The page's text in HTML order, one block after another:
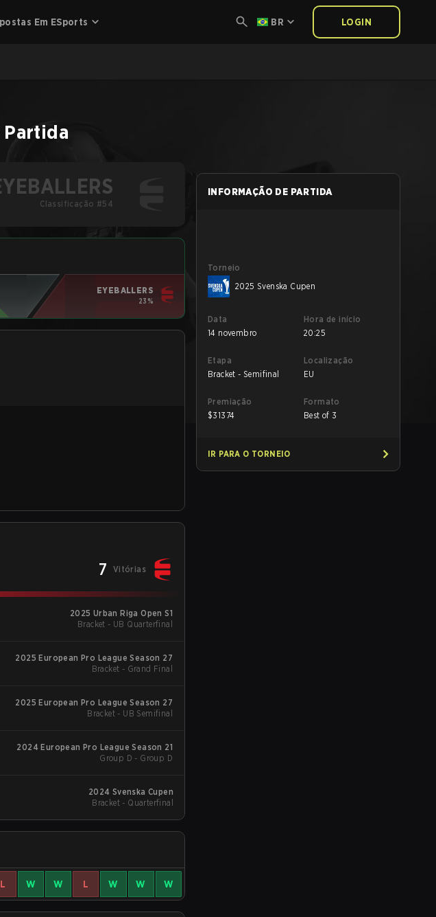
Em ESports BR LOGIN
Partida
Classificação #54
EYEBALLERS
23%
7 Vitórias
2025 Urban Riga Open S1
Bracket - UB Quarterfinal
2025 European Pro League Season 27
Bracket - Grand Final
2025 European Pro League Season 27
Bracket - UB Semifinal
2024 European Pro League Season 21
Group D - Group D
2024 Svenska Cupen
Bracket - Quarterfinal
L W W L W W W
INFORMAÇÃO DE PARTIDA
Torneio
2025 Svenska Cupen
Data
14 novembro
Hora de início
20:25
Etapa
Bracket - Semifinal
Localização
EU
Premiação
$31374
Formato
Best of 3
IR PARA O TORNEIO